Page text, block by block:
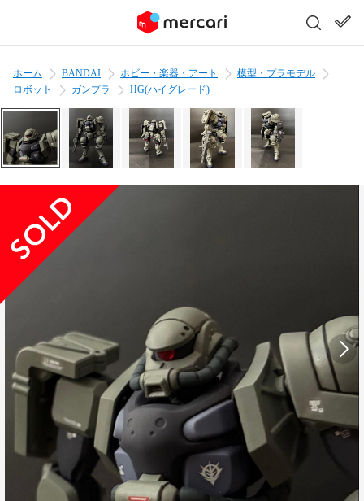
ホーム BANDAI ホビー・楽器・アート
模型・プラモデル
ロボット
ガンプラ HG(ハイグレード)